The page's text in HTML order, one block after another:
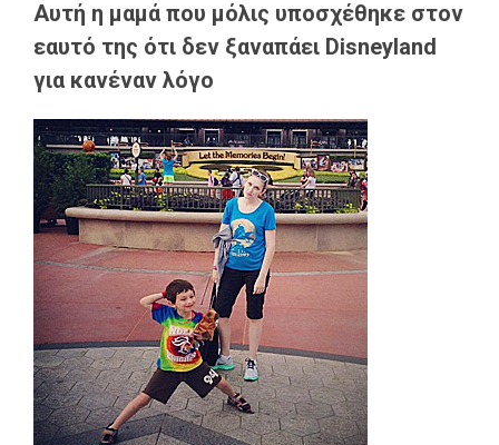
Αυτή η μαμά που μόλις υποσχέθηκε στον
εαυτό της ότι δεν ξαναπάει Disneyland
για κανέναν λόγο